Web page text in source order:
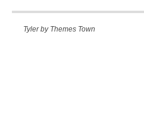
Tyler by Themes Town